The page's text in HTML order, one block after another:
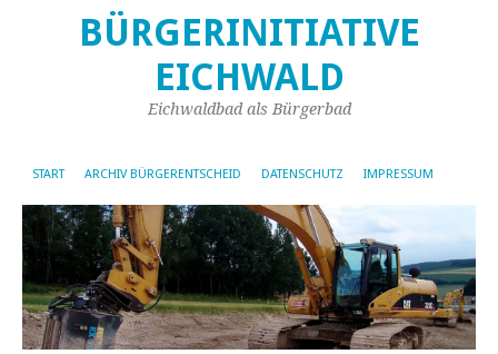
BÜRGERINITIATIVE
EICHWALD
Eichwaldbad als Bürgerbad
START ARCHIV BÜRGERENTSCHEID DATENSCHUTZ IMPRESSUM